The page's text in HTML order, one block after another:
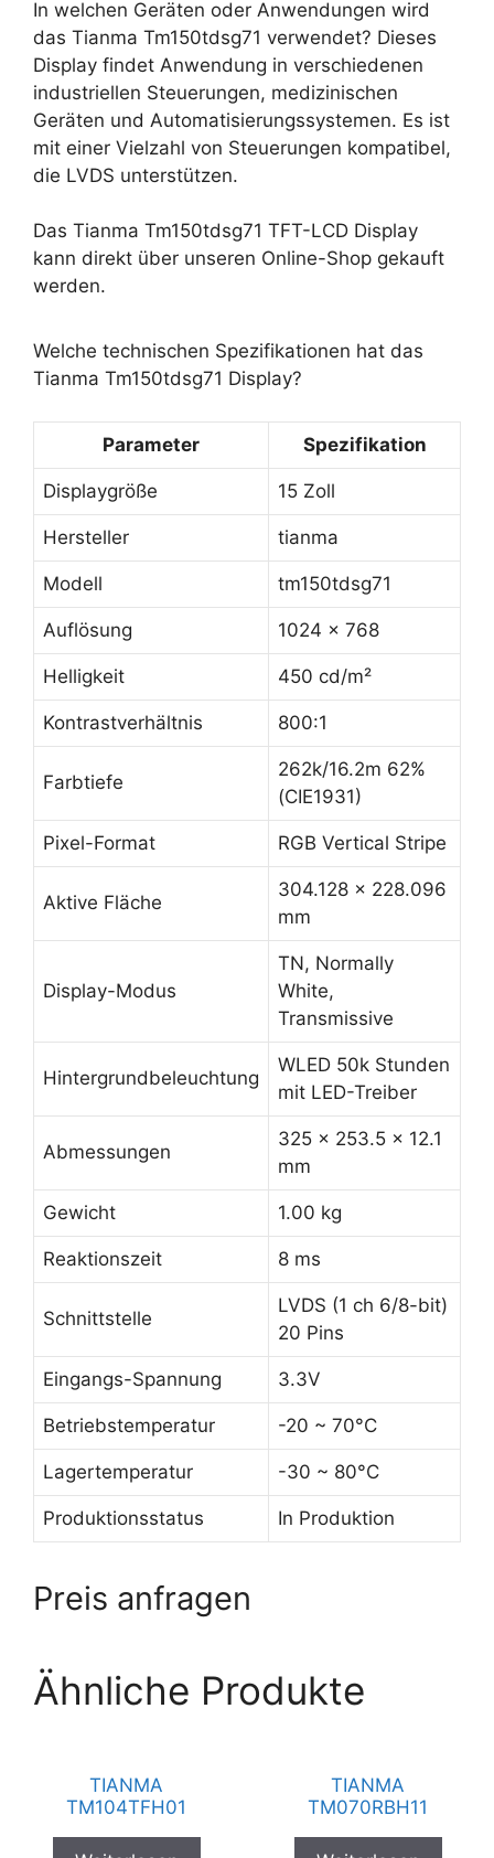
In welchen Geräten oder Anwendungen wird
das Tianma Tm150tdsg71 verwendet? Dieses
Display findet Anwendung in verschiedenen
industriellen Steuerungen, medizinischen
Geräten und Automatisierungssystemen. Es ist
mit einer Vielzahl von Steuerungen kompatibel,
die LVDS unterstützen.
Das Tianma Tm150tdsg71 TFT-LCD Display
kann direkt über unseren Online-Shop gekauft
werden.
Welche technischen Spezifikationen hat das
Tianma Tm150tdsg71 Display?
Parameter Spezifikation
Displaygröße 15 Zoll
Hersteller tianma
Modell tm150tdsg71
Auflösung 1024 x 768
Helligkeit 450 cd/m²
Kontrastverhältnis 800:1
Farbtiefe
262k/16.2m 62%
(CIE1931)
Pixel-Format RGB Vertical Stripe
Aktive Fläche
304.128 x 228.096
mm
Display-Modus
TN, Normally
White,
Transmissive
Hintergrundbeleuchtung
WLED 50k Stunden
mit LED-Treiber
Abmessungen
325 x 253.5 x 12.1
mm
Gewicht 1.00 kg
Reaktionszeit 8 ms
Schnittstelle
LVDS (1 ch 6/8-bit)
20 Pins
Eingangs-Spannung 3.3V
Betriebstemperatur -20 ~ 70°C
Lagertemperatur -30 ~ 80°C
Produktionsstatus In Produktion
Preis anfragen
Ähnliche Produkte
TIANMA
TM104TFH01
TIANMA
TM070RBH11